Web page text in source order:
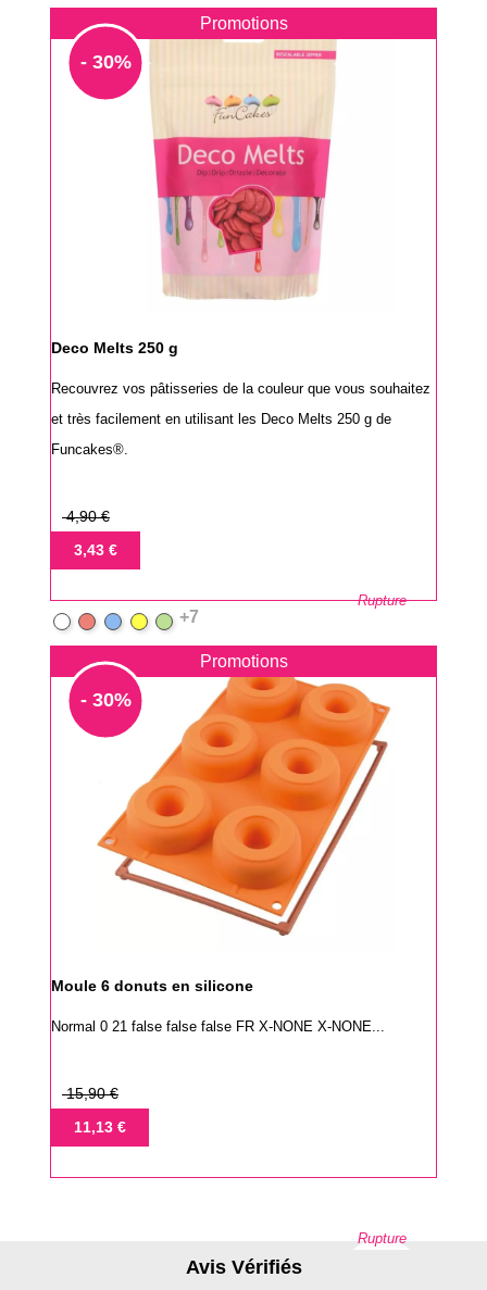
Promotions
- 30%
Deco Melts 250 g
Recouvrez vos pâtisseries de la couleur que vous souhaitez
et très facilement en utilisant les Deco Melts 250 g de
Funcakes®.
Prix
base
4,90 €
Prix3,43 €
BlancRouge
BleuJauneVert
+7
Rupture
Promotions
- 30%
Moule 6 donuts en silicone
Normal 0 21 false false false FR X-NONE X-NONE...
Prix
base
15,90 €
Prix11,13 €
Rupture
Avis Vérifiés